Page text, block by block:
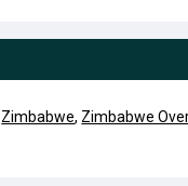
Zimbabwe, Zimbabwe